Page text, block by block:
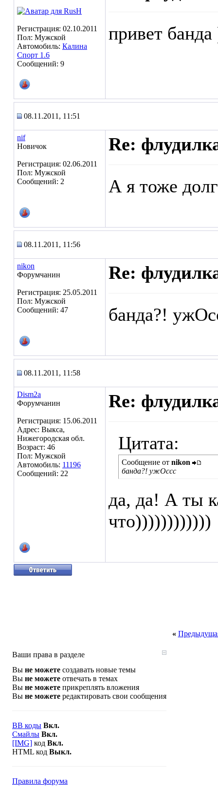
Регистрация: 02.10.2011
Пол: Мужской
Автомобиль: Калина
Спорт 1.6
Сообщений: 9
привет банда
08.11.2011, 11:51
nif
Новичок
Регистрация: 02.06.2011
Пол: Мужской
Сообщений: 2
Re:
А я тоже
08.11.2011, 11:56
nikon
Форумчанин
Регистрация: 25.05.2011
Пол: Мужской
Сообщений: 47
Re:
банда?!
08.11.2011, 11:58
Dism2a
Форумчанин
Регистрация: 15.06.2011
Адрес: Выкса,
Нижегородская обл.
Возраст: 46
Пол: Мужской
Автомобиль: 11196
Сообщений: 22
Re:
Цитата:
Сообщение от nikon
банда?! ужОссс
да, да! А ты
что))))))))))))
«
Ваши права в разделе
Вы не можете создавать новые темы
Вы не можете отвечать в темах
Вы не можете прикреплять вложения
Вы не можете редактировать свои сообщения
BB коды Вкл.
Смайлы Вкл.
[IMG] код Вкл.
HTML код Выкл.
Правила форума